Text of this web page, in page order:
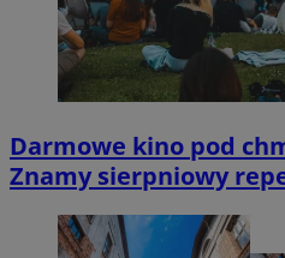
Darmowe kino pod
Znamy sierpniowy